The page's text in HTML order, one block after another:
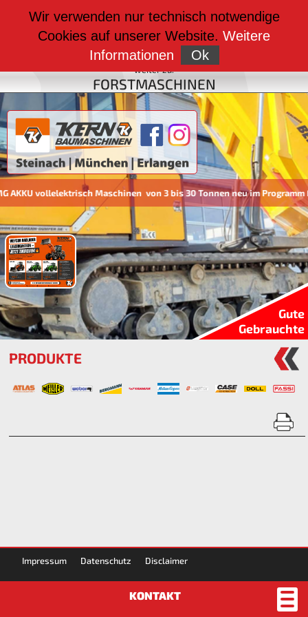
vollelektrisch Maschinen von 3 bis 30 Tonnen neu im Programm
BAUMASCHINEN
weiter zu:
FAHRZEUGBAU
weiter zu:
FORSTMASCHINEN
Gute
Gebrauchte
PRODUKTE
Impressum Datenschutz Disclaimer
Wir verwenden nur technisch notwendige
Cookies auf unserer Website. Weitere
Informationen
Ok